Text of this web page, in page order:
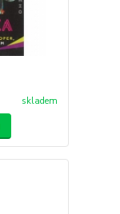
skladem